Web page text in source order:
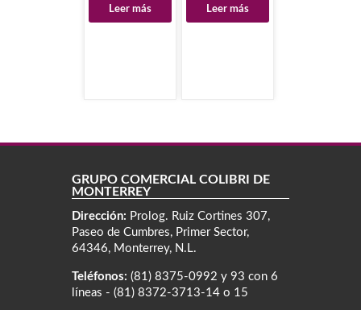
Leer más Leer más
GRUPO COMERCIAL COLIBRÍ DE
MONTERREY
Dirección: Prolog. Ruiz Cortines 307,
Paseo de Cumbres, Primer Sector,
64346, Monterrey, N.L.
Teléfonos: (81) 8375-0992 y 93 con 6
líneas - (81) 8372-3713-14 o 15